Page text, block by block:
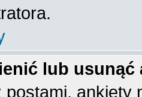
lub usunąć
postami,